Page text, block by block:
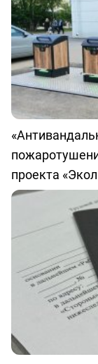
проекта